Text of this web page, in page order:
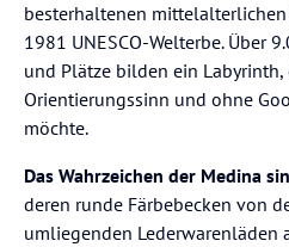
besterhaltenen
1981 UNESCO-Welterbe. Über
und Plätze bilden ein Labyrinth,
Orientierungssinn und ohne
möchte.
Das Wahrzeichen der Medina
deren runde Färbebecken von
umliegenden Lederwarenläden